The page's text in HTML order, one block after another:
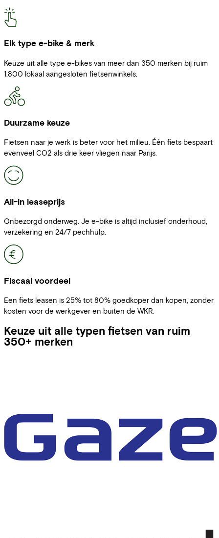
Elk type e-bike & merk
Keuze uit alle type e-bikes van meer dan 350 merken bij ruim
1.800 lokaal aangesloten fietsenwinkels.
Duurzame keuze
Fietsen naar je werk is beter voor het milieu. Één fiets bespaart
evenveel CO2 als drie keer vliegen naar Parijs.
All-in leaseprijs
Onbezorgd onderweg. Je e-bike is altijd inclusief onderhoud,
verzekering en 24/7 pechhulp.
Fiscaal voordeel
Een fiets leasen is 25% tot 80% goedkoper dan kopen, zonder
kosten voor de werkgever en buiten de WKR.
Keuze uit alle typen fietsen van ruim
350+ merken